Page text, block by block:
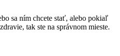
sa ním chcete stať, alebo pokiaľ
tak ste na správnom mieste.